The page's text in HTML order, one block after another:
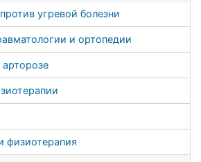
угревой болезни
и ортопедии
физиотерапия